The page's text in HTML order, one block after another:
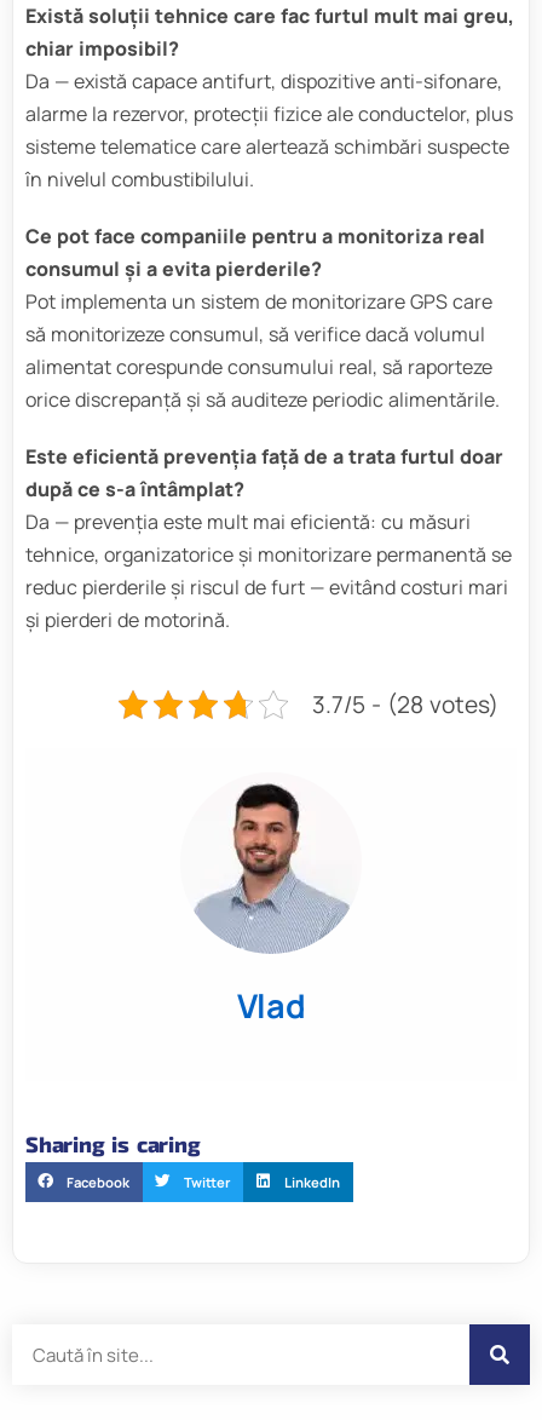
Există soluţii tehnice care fac furtul mult mai greu,
chiar imposibil?
Da — există capace antifurt, dispozitive anti-sifonare,
alarme la rezervor, protecţii fizice ale conductelor, plus
sisteme telematice care alertează schimbări suspecte
în nivelul combustibilului.
Ce pot face companiile pentru a monitoriza real
consumul şi a evita pierderile?
Pot implementa un sistem de monitorizare GPS care
să monitorizeze consumul, să verifice dacă volumul
alimentat corespunde consumului real, să raporteze
orice discrepanţă şi să auditeze periodic alimentările.
Este eficientă prevenția față de a trata furtul doar
după ce s-a întâmplat?
Da — prevenția este mult mai eficientă: cu măsuri
tehnice, organizatorice și monitorizare permanentă se
reduc pierderile și riscul de furt — evitând costuri mari
și pierderi de motorină.
3.7/5 - (28 votes)
Vlad
Sharing is caring
Facebook Twitter LinkedIn